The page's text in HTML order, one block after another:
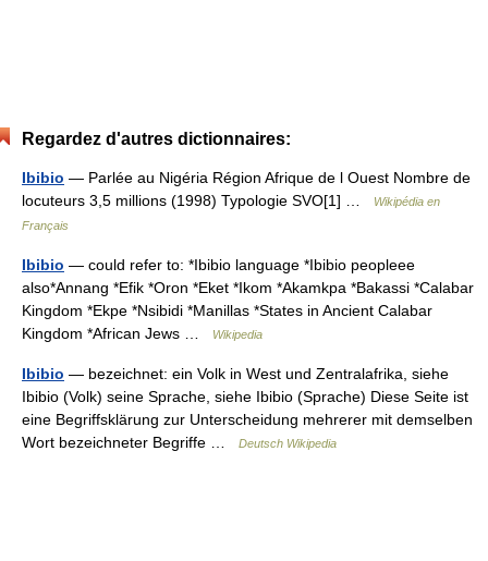
Regardez d'autres dictionnaires:
Ibibio — Parlée au Nigéria Région Afrique de l Ouest Nombre de
locuteurs 3,5 millions (1998) Typologie SVO[1] …
Wikipédia en
Français
Ibibio — could refer to: *Ibibio language *Ibibio peopleee
also*Annang *Efik *Oron *Eket *Ikom *Akamkpa *Bakassi *Calabar
Kingdom *Ekpe *Nsibidi *Manillas *States in Ancient Calabar
Kingdom *African Jews …
Wikipedia
Ibibio — bezeichnet: ein Volk in West und Zentralafrika, siehe
Ibibio (Volk) seine Sprache, siehe Ibibio (Sprache) Diese Seite ist
eine Begriffsklärung zur Unterscheidung mehrerer mit demselben
Wort bezeichneter Begriffe …
Deutsch Wikipedia